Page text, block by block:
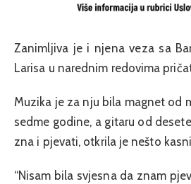
Zanimljiva je i njena veza sa
Larisa u narednim redovima
Muzika je za nju bila magnet od
sedme godine, a gitaru od
zna i pjevati, otkrila je nešto
“Nisam bila svjesna da znam